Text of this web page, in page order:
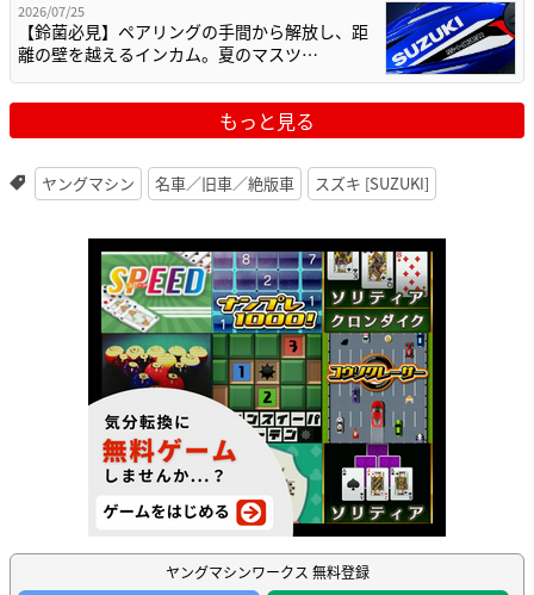
2026/07/25
【鈴菌必見】ペアリングの手間から解放し、距
離の壁を越えるインカム。夏のマスツ…
もっと見る
ヤングマシン 名車／旧車／絶版車 スズキ [SUZUKI]
ヤングマシンワークス 無料登録